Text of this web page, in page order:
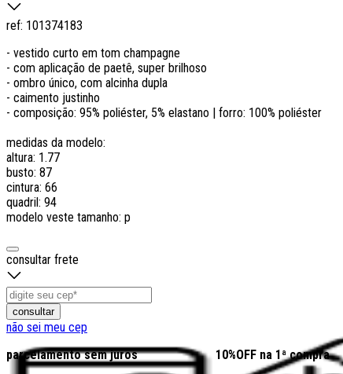
ref: 101374183
- vestido curto em tom champagne
- com aplicação de paetê, super brilhoso
- ombro único, com alcinha dupla
- caimento justinho
- composição: 95% poliéster, 5% elastano | forro: 100% poliéster
medidas da modelo:
altura: 1.77
busto: 87
cintura: 66
quadril: 94
modelo veste tamanho: p
consultar frete
consultar
não sei meu cep
parcelamento sem juros
10%OFF na 1ª compra